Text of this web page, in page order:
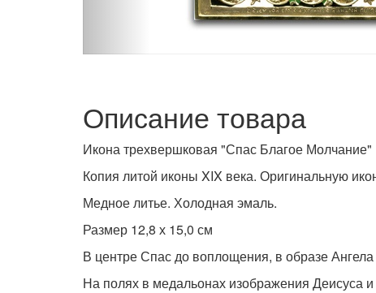
Описание товара
Икона трехвершковая "Спас Благое Молчание"
Копия литой иконы XIX века. Оригинальную
Медное литье. Холодная эмаль.
Размер 12,8 х 15,0 см
В центре Спас до воплощения, в образе
На полях в медальонах изображения Деисуса